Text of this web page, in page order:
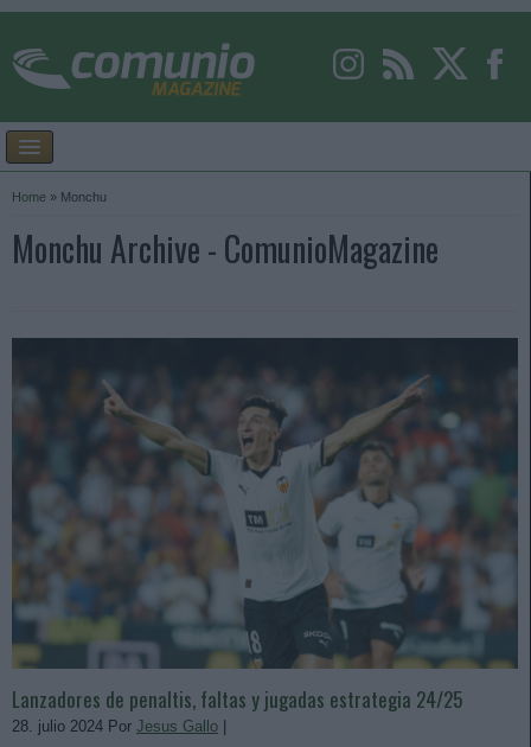
Home » Monchu
Monchu Archive - ComunioMagazine
Lanzadores de penaltis, faltas y jugadas estrategia 24/25
28. julio 2024 Por Jesus Gallo